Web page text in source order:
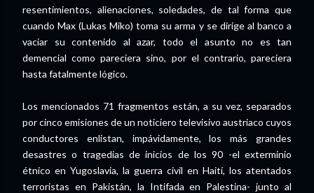
resentimientos, alienaciones, soledades, de tal forma que
cuando Max (Lukas Miko) toma su arma y se dirige al banco a
vaciar su contenido al azar, todo el asunto no es tan
demencial como pareciera sino, por el contrario, pareciera
hasta fatalmente lógico.
Los mencionados 71 fragmentos están, a su vez, separados
por cinco emisiones de un noticiero televisivo austriaco cuyos
conductores enlistan, impávidamente, los más grandes
desastres o tragedias de inicios de los 90 -el exterminio
étnico en Yugoslavia, la guerra civil en Haití, los atentados
terroristas en Pakistán, la Intifada en Palestina- junto al